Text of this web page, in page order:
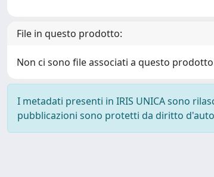
File in questo prodotto:
Non ci sono file associati a questo
I metadati presenti in IRIS UNICA sono
pubblicazioni sono protetti da diritto